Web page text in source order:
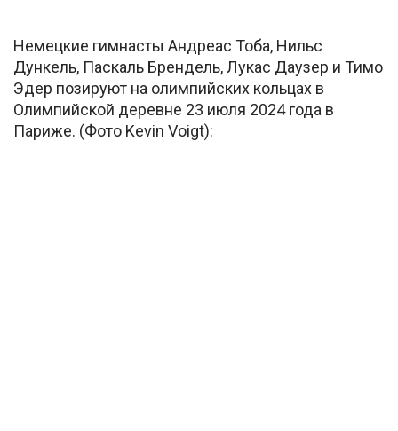
Немецкие гимнасты Андреас Тоба, Нильс
Дункель, Паскаль Брендель, Лукас Даузер и Тимо
Эдер позируют на олимпийских кольцах в
Олимпийской деревне 23 июля 2024 года в
Париже. (Фото Kevin Voigt):